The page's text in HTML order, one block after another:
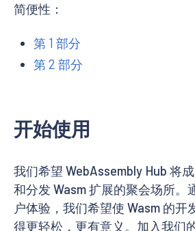
简便性：
第 1 部分
第 2 部分
开始使用
我们希望 WebAssembly Hub 将
和分发 Wasm 扩展的聚会场所。
户体验，我们希望使 Wasm 的开
得更轻松，更有意义。加入我们